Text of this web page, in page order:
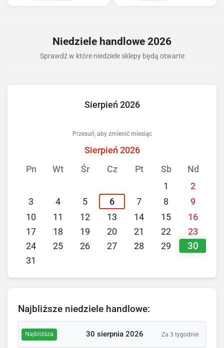
Niedziele handlowe 2026
Sprawdź w które niedziele sklepy będą otwarte
Sierpień 2026
Przesuń, aby zmienić miesiąc
Sierpień 2026
Pn
Wt Śr Cz Pt Sb
Nd
1
2
3
4 5 6 7 8
9
10
11 12 13 14 15
16
17
18 19 20 21 22
23
24
25 26 27 28 29 30
31
Najbliższe niedziele handlowe:
Najbliższa 30 sierpnia 2026 Za 3 tygodnie